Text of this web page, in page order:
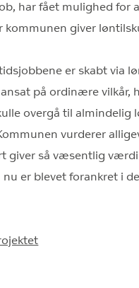
har fået mulighed for
kommunen giver
er skabt via
på ordinære vilkår,
overgå til almindelig
vurderer
giver så væsentlig
er blevet forankret i